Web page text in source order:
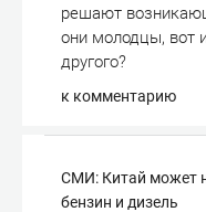
решают
они молодцы, вот
другого?
к комментарию
СМИ: Китай может
бензин и дизель